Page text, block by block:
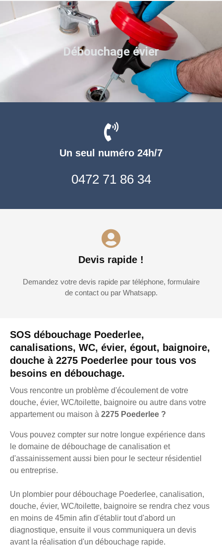
SOS débouchage Poederlee,
canalisations, WC, évier, égout, baignoire,
douche à 2275 Poederlee pour tous vos
besoins en débouchage.
Vous rencontre un problème d'écoulement de votre
douche, évier, WC/toilette, baignoire ou autre dans votre
appartement ou maison à 2275 Poederlee ?
Vous pouvez compter sur notre longue expérience dans
le domaine de débouchage de canalisation et
d'assainissement aussi bien pour le secteur résidentiel
ou entreprise.
Un plombier pour débouchage Poederlee, canalisation,
douche, évier, WC/toilette, baignoire se rendra chez vous
en moins de 45min afin d'établir tout d'abord un
diagnostique, ensuite il vous communiquera un devis
avant la réalisation d'un débouchage rapide.
Un seul numéro 24h/7
0472 71 86 34
Devis rapide !
Demandez votre devis rapide par téléphone, formulaire
de contact ou par Whatsapp.
Débouchage évier